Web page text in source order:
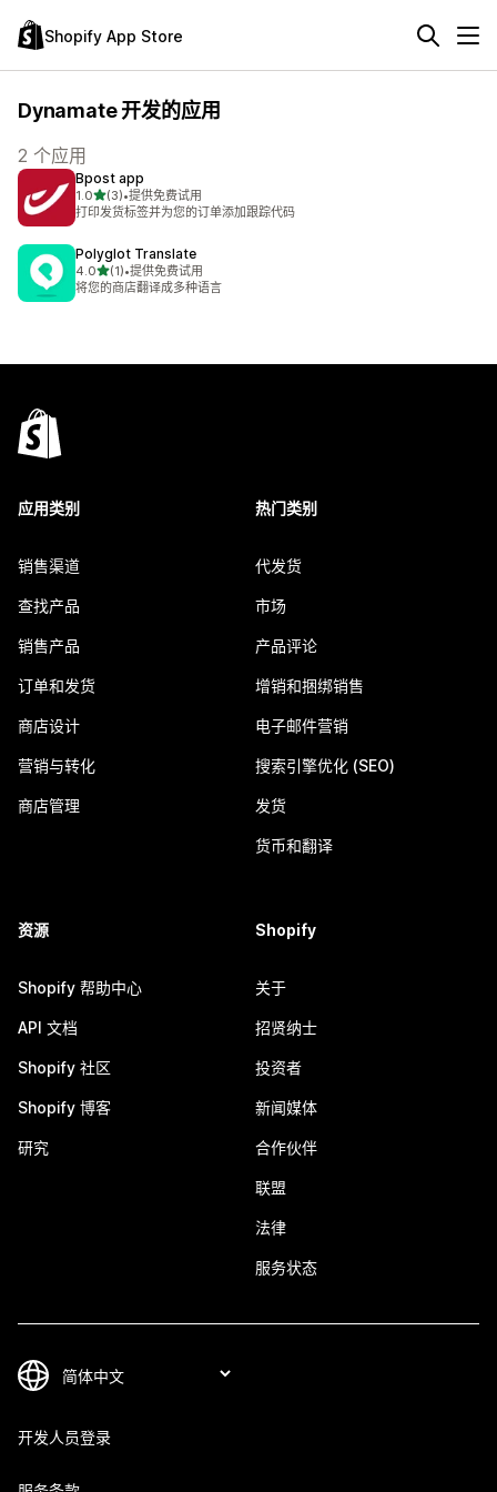
Shopify App Store
Dynamate 开发的应用
2 个应用
Bpost app
1.0星（满分 5 星）
(3)
总共 3 条评论
•提供免费试用
打印发货标签并为您的订单添加跟踪代码
Polyglot Translate
4.0星（满分 5 星）
(1)
总共 1 条评论
•提供免费试用
将您的商店翻译成多种语言
应用类别
销售渠道
查找产品
销售产品
订单和发货
商店设计
营销与转化
商店管理
热门类别
代发货
市场
产品评论
增销和捆绑销售
电子邮件营销
搜索引擎优化 (SEO)
发货
货币和翻译
资源
Shopify 帮助中心
API 文档
Shopify 社区
Shopify 博客
研究
Shopify
关于
招贤纳士
投资者
新闻媒体
合作伙伴
联盟
法律
服务状态
开发人员登录